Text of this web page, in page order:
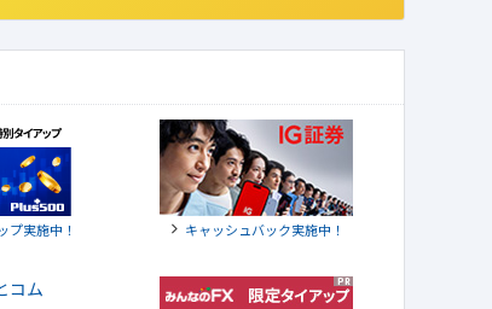
プ実施中！ キャッシュバック実施中！